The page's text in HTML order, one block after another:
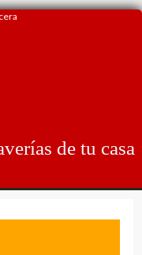
de tu casa